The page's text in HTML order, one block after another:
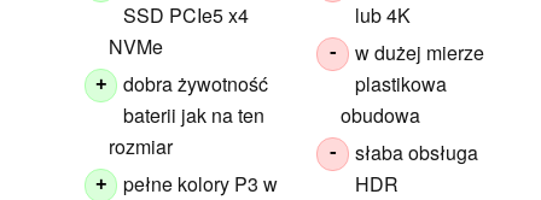
SSD PCIe5 x4
NVMe
+
dobra żywotność
baterii jak na ten
rozmiar
+
pełne kolory P3 w
lub 4K
-
w dużej mierze
plastikowa
obudowa
-
słaba obsługa
HDR